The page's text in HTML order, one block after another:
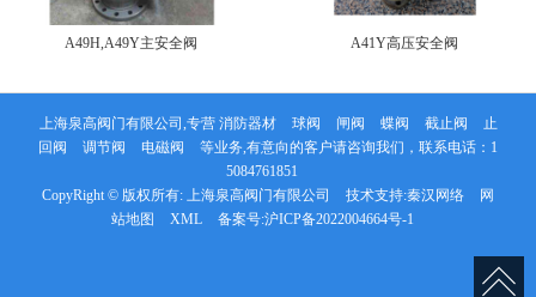
A49H,A49Y主安全阀 A41Y高压安全阀
上海泉高阀门有限公司,专营 消防器材 球阀 闸阀 蝶阀 截止阀
止
回阀
调节阀 电磁阀 等业务,有意向的客户请咨询我们，联系电话： 1
5084761851
CopyRight © 版权所有: 上海泉高阀门有限公司 技术支持:秦汉网络
网
站地图
XML 备案号:沪ICP备2022004664号-1